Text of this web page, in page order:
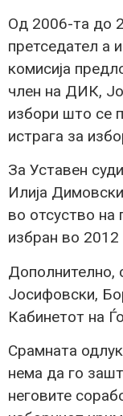
Од 2006-та до
претседател а
комисија
член на ДИК,
избори што се
истрага за
За Уставен
Илија
во отсуство на
избран во 2012
Дополнително,
Јосифовски,
Кабинетот на
Срамната
нема да го
неговите